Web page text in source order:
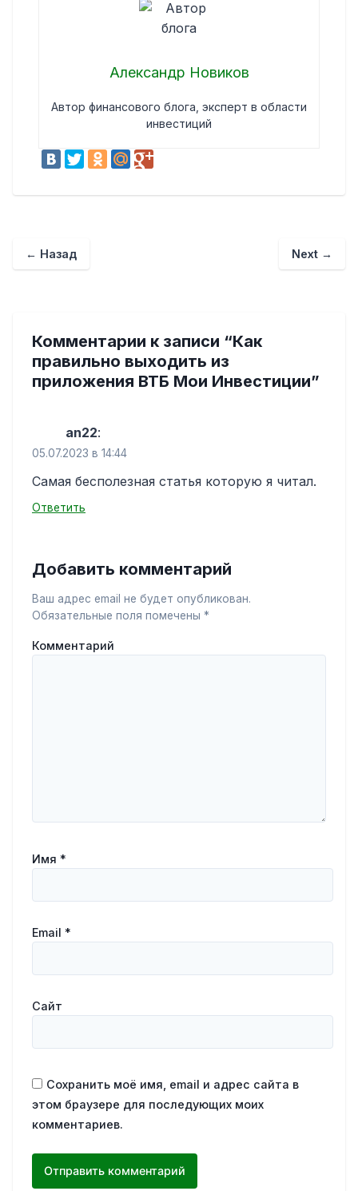
Александр Новиков
Автор финансового блога, эксперт в области
инвестиций
← Назад Next →
Комментарии к записи “Как
правильно выходить из
приложения ВТБ Мои Инвестиции”
an22:
05.07.2023 в 14:44
Самая бесполезная статья которую я читал.
Ответить
Добавить комментарий
Ваш адрес email не будет опубликован.
Обязательные поля помечены *
Комментарий
Имя *
Email *
Сайт
Сохранить моё имя, email и адрес сайта в
этом браузере для последующих моих
комментариев.